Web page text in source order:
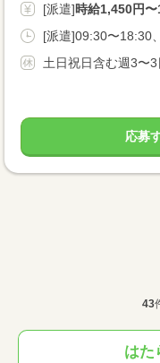
[派遣]時給1,450円〜
[派遣]09:30〜18:30
土日祝日含む週3〜
応募
43
はた